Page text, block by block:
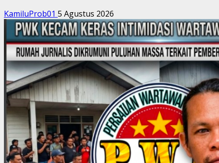
KamiluProb01 5 Agustus 2026